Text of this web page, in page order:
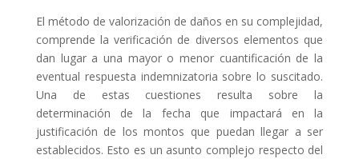
El método de valorización de daños en su complejidad,
comprende la verificación de diversos elementos que
dan lugar a una mayor o menor cuantificación de la
eventual respuesta indemnizatoria sobre lo suscitado.
Una de estas cuestiones resulta sobre la
determinación de la fecha que impactará en la
justificación de los montos que puedan llegar a ser
establecidos. Esto es un asunto complejo respecto del